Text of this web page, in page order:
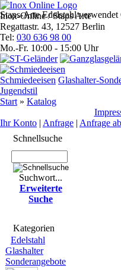
Staps-Arte Edelstahl verwendet
Inox-Online / Staps Arte
Regattastr. 43, 12527 Berlin
Tel: 030 636 98 00
Mo.-Fr. 10:00 - 15:00 Uhr
Schmiedeeisen Glashalter-
Jugendstil
Start » Katalog
Ihr Konto | Anfrage | Anfrage
Schnell­suche
Suchwort...
Erwei­terte
Suche
Kate­gorien
Edelstahl
Glashalter
Sonderangebote